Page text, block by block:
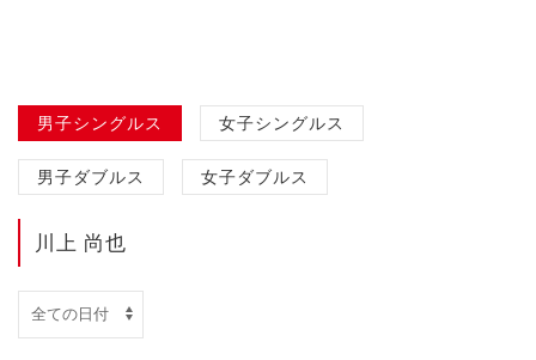
男子シングルス 女子シングルス
男子ダブルス 女子ダブルス
川上 尚也